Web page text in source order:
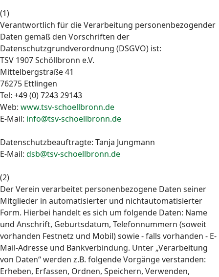
(1)
Verantwortlich für die Verarbeitung personenbezogender
Daten gemäß den Vorschriften der
Datenschutzgrundverordnung (DSGVO) ist:
TSV 1907 Schöllbronn e.V.
Mittelbergstraße 41
76275 Ettlingen
Tel: +49 (0) 7243 29143
Web: www.tsv-schoellbronn.de
E-Mail: info@tsv-schoellbronn.de
Datenschutzbeauftragte: Tanja Jungmann
E-Mail: dsb@tsv-schoellbronn.de
(2)
Der Verein verarbeitet personenbezogene Daten seiner
Mitglieder in automatisierter und nichtautomatisierter
Form. Hierbei handelt es sich um folgende Daten: Name
und Anschrift, Geburtsdatum, Telefonnummern (soweit
vorhanden Festnetz und Mobil) sowie - falls vorhanden - E-
Mail-Adresse und Bankverbindung. Unter „Verarbeitung
von Daten“ werden z.B. folgende Vorgänge verstanden:
Erheben, Erfassen, Ordnen, Speichern, Verwenden,